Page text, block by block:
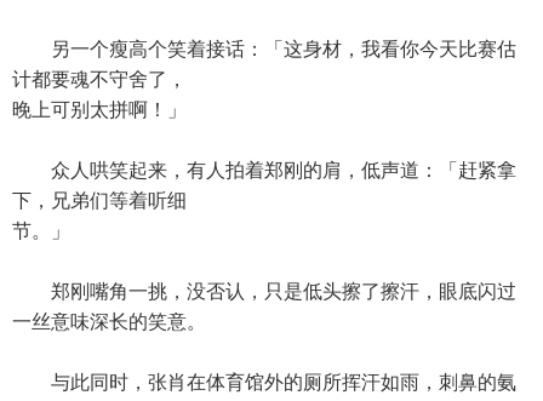
另一个瘦高个笑着接话：「这身材，我看你今天比赛估
计都要魂不守舍了，
晚上可别太拼啊！」
众人哄笑起来，有人拍着郑刚的肩，低声道：「赶紧拿
下，兄弟们等着听细
节。」
郑刚嘴角一挑，没否认，只是低头擦了擦汗，眼底闪过
一丝意味深长的笑意。
与此同时，张肖在体育馆外的厕所挥汗如雨，刺鼻的氨